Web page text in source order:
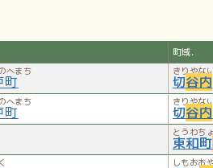
町域.
へまち
町
きりやな
切谷内
へまち
町
きりやな
切谷内
とうわち
東和町
しもおお